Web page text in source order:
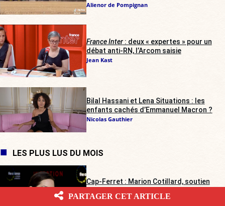
Alienor de Pompignan
France Inter: deux « expertes » pour un
débat anti-RN, l’Arcom saisie
Jean Kast
Bilal Hassani et Lena Situations : les
enfants cachés d’Emmanuel Macron ?
Nicolas Gauthier
LES PLUS LUS DU MOIS
Cap-Ferret : Marion Cotillard, soutien
secourue par les agriculteurs
PARTAGER CET ARTICLE